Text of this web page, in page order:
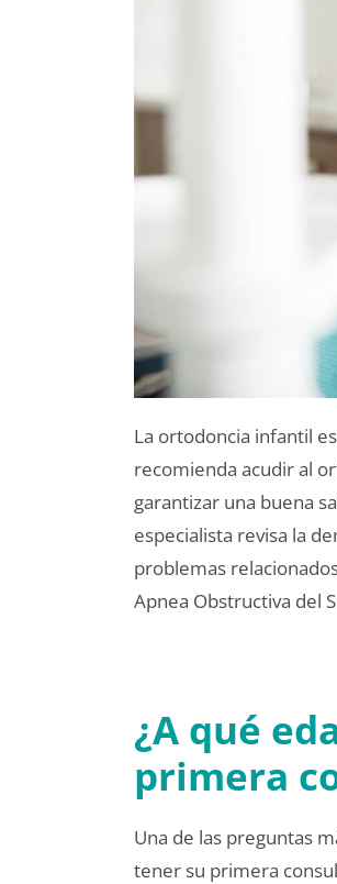
La ortodoncia infantil
recomienda acudir al
garantizar una buena
especialista revisa la
problemas
Apnea Obstructiva del
¿A qué
primera
Una de las preguntas
tener su primera